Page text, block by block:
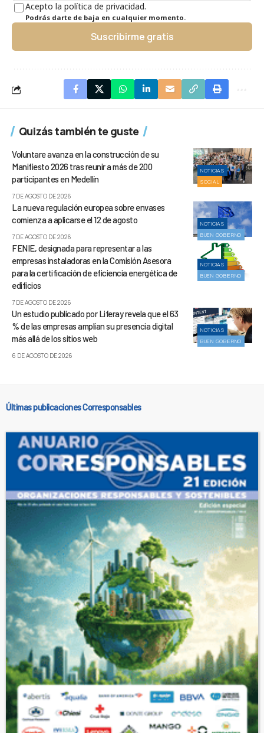
Acepto la política de privacidad.
Podrás darte de baja en cualquier momento.
Suscribirme gratis
Quizás también te guste
NOTICIAS
SOCIAL
Voluntare avanza en la construcción de su
Manifiesto 2026 tras reunir a más de 200
participantes en Medellín
7 DE AGOSTO DE 2026
NOTICIAS
BUEN GOBIERNO
La nueva regulación europea sobre envases
comienza a aplicarse el 12 de agosto
7 DE AGOSTO DE 2026
NOTICIAS
BUEN GOBIERNO
FENIE, designada para representar a las
empresas instaladoras en la Comisión Asesora
para la certificación de eficiencia energética de
edificios
7 DE AGOSTO DE 2026
NOTICIAS
BUEN GOBIERNO
Un estudio publicado por Liferay revela que el 63
% de las empresas amplían su presencia digital
más allá de los sitios web
6 DE AGOSTO DE 2026
Últimas publicaciones Corresponsables